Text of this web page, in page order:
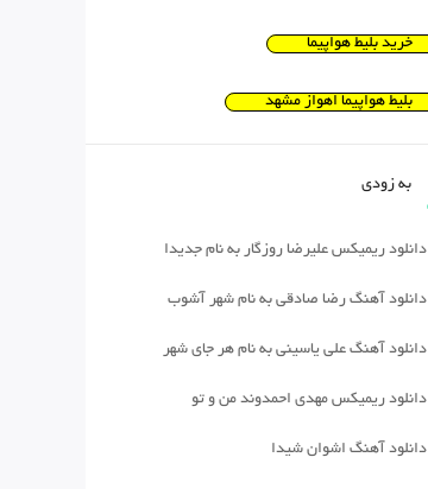
خرید بلیط هواپیما
بلیط هواپیما اهواز مشهد
به زودی
دانلود ریمیکس علیرضا روزگار به نام جدیدا
دانلود آهنگ رضا صادقی به نام شهر آشوب
دانلود آهنگ علی یاسینی به نام هر جای شهر
دانلود ریمیکس مهدی احمدوند من و تو
دانلود آهنگ اشوان شیدا